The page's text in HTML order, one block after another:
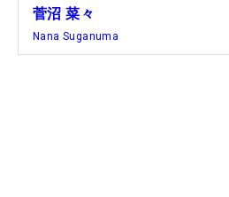
菅沼 菜々
Nana Suganuma